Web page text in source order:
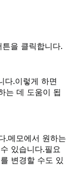
을 클릭합니다.
다.이렇게 하면
는 데 도움이 됩
.메모에서 원하는
있습니다.필요
변경할 수도 있